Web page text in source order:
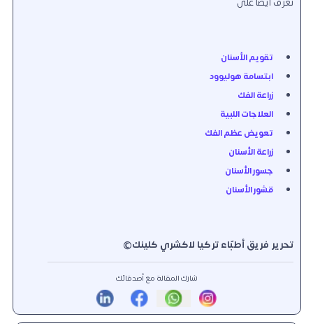
تقويم الأسنان
ابتسامة هوليوود
زراعة الفك
العلاجات اللبية
تعويض عظم الفك
زراعة الأسنان
جسور الأسنان
قشور الأسنان
تحرير فريق أطبّاء تركيا لاكشري كلينك©️
شارك المقالة مع أصدقائك